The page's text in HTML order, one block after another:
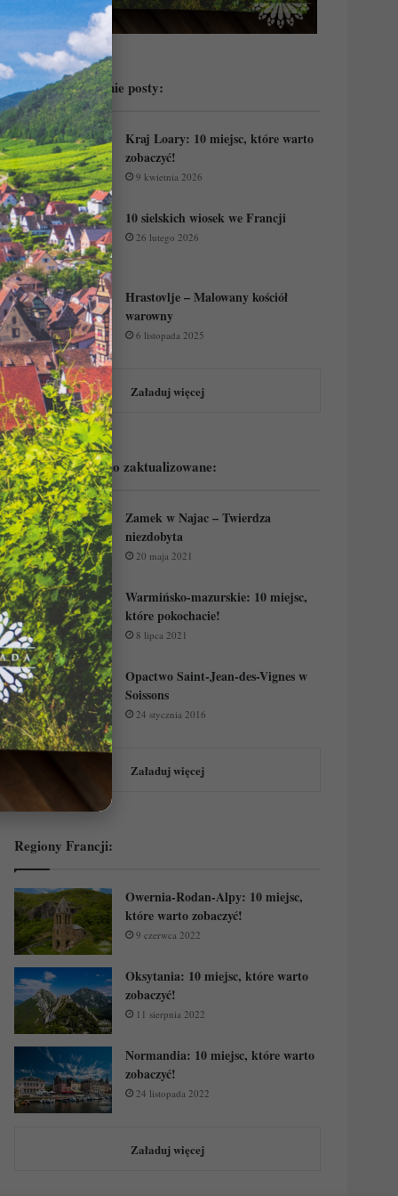
Przeczytaj ostatnie posty:
Kraj Loary: 10 miejsc, które warto
zobaczyć!
9 kwietnia 2026
10 sielskich wiosek we Francji
26 lutego 2026
Hrastovlje – Malowany kościół
warowny
6 listopada 2025
Załaduj więcej
Podejrzyj ostatnio zaktualizowane:
Zamek w Najac – Twierdza
niezdobyta
20 maja 2021
Warmińsko-mazurskie: 10 miejsc,
które pokochacie!
8 lipca 2021
Opactwo Saint-Jean-des-Vignes w
Soissons
24 stycznia 2016
Załaduj więcej
Regiony Francji:
Owernia-Rodan-Alpy: 10 miejsc,
które warto zobaczyć!
9 czerwca 2022
Oksytania: 10 miejsc, które warto
zobaczyć!
11 sierpnia 2022
Normandia: 10 miejsc, które warto
zobaczyć!
24 listopada 2022
Załaduj więcej